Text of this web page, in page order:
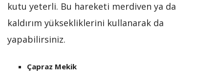
kutu yeterli. Bu hareketi merdiven ya da
kaldırım yüksekliklerini kullanarak da
yapabilirsiniz.
Çapraz Mekik